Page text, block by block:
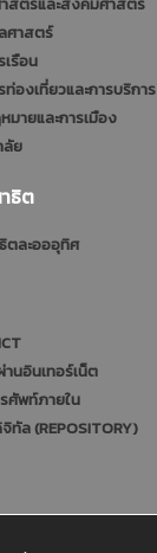
ศาสตร์
เรือน
ท่องเที่ยวและการบริการ
มายและการเมือง
ย
ธิต
ตละอออุทิศ
นอินเทอร์เน็ต
ศัพท์ภายใน
ล (REPOSITORY)